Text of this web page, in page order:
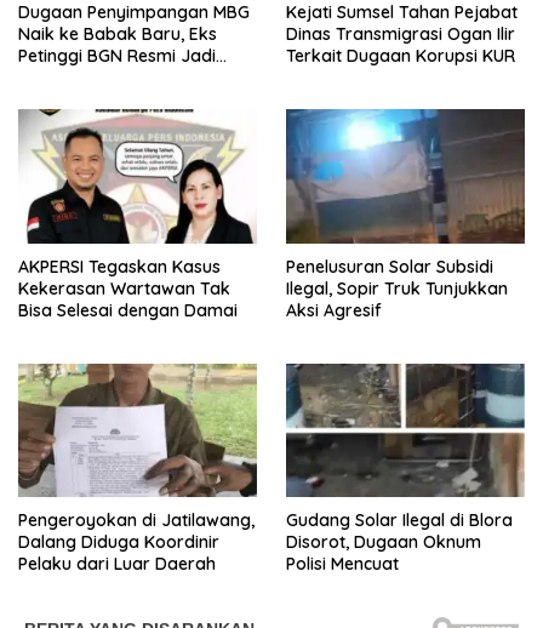
Dugaan Penyimpangan MBG
Naik ke Babak Baru, Eks
Petinggi BGN Resmi Jadi
Kejati Sumsel Tahan Pejabat
Dinas Transmigrasi Ogan Ilir
Terkait Dugaan Korupsi KUR
AKPERSI Tegaskan Kasus
Kekerasan Wartawan Tak
Bisa Selesai dengan Damai
Penelusuran Solar Subsidi
Ilegal, Sopir Truk Tunjukkan
Aksi Agresif
Pengeroyokan di Jatilawang,
Dalang Diduga Koordinir
Pelaku dari Luar Daerah
Gudang Solar Ilegal di Blora
Disorot, Dugaan Oknum
Polisi Mencuat